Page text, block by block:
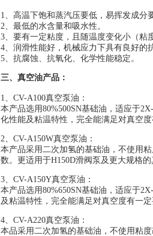
1、高温下饱和蒸汽压要低，易挥发成分
2、最低的水含量和吸水性。
3、要有一定粘度，且随温度变化小（粘
4、润滑性能好，机械应力下具有良好的
5、抗腐蚀、抗氧化、化学性能稳定。
三、 真空油产品：
1、CV-A100真空泵油 ：
本产品选用80%500SN基础油，适应于
化性能及粘温特性，完全能满足对真空
2、CV-A150W真空泵油 ：
本产品采用二次加氢的基础油，不使用
数。更适用于H150D滑阀泵及更大规格
3、CV-A150Y真空泵油 ：
本产品选用80%650SN基础油，适应于
及粘温特性，完全能满足对真空度有一
4、CV-A220真空泵油 ：
本品采用二次加氢的基础油，不使用粘